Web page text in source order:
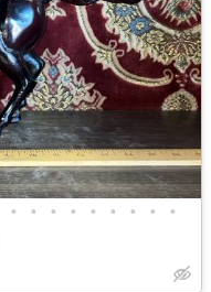
• • • • • • • • •